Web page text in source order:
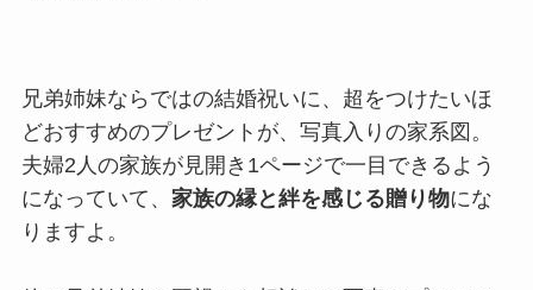
兄弟姉妹ならではの結婚祝いに、超をつけたいほ
どおすすめのプレゼントが、写真入りの家系図。
夫婦2人の家族が見開き1ページで一目できるよう
になっていて、 家族の縁と絆を感じる贈り物にな
りますよ。